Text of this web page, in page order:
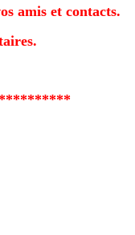
amis et contacts.